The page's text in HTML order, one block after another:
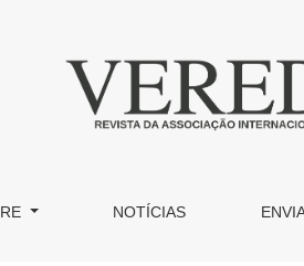
(o caso galego para 1974-
NOTÍCIAS